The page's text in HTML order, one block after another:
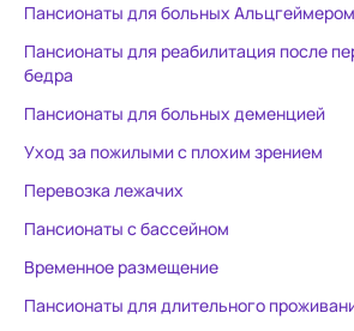
пансионате стал лекарственный
делирий у мамы!(( Который
закончился инсультом . Есть мед
.заключение. Это не
медицинское учреждение, а
пансионат для пожилых людей!!
Зачем позиционировать
реабилитацию больных
деменцией и Альцгеймером - не
объяснимо! Профильных
сотрудников в 20-м году не
Пансионаты для больных Альцгеймером
Пансионаты для реабилитация после
бедра
Пансионаты для больных деменцией
Уход за пожилыми с плохим зрением
Перевозка лежачих
Пансионаты с бассейном
Временное размещение
Пансионаты для длительного